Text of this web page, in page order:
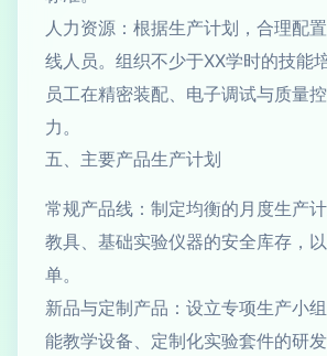
人力资源：根据生产计划，合理配
线人员。组织不少于XX学时的技能
员工在精密装配、电子调试与质量
力。
五、主要产品生产计划
常规产品线：制定均衡的月度生产
教具、基础实验仪器的安全库存，
单。
新品与定制产品：设立专项生产小
能教学设备、定制化实验套件的研